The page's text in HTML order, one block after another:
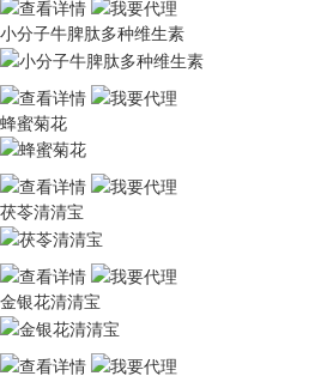
小分子牛脾肽多种维生素
蜂蜜菊花
茯苓清清宝
金银花清清宝